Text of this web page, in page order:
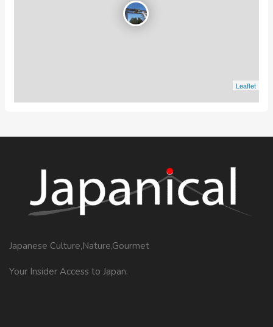
Leaflet
Japanese Culture,Nature,Gourmet
Your Insider Access to Japan.